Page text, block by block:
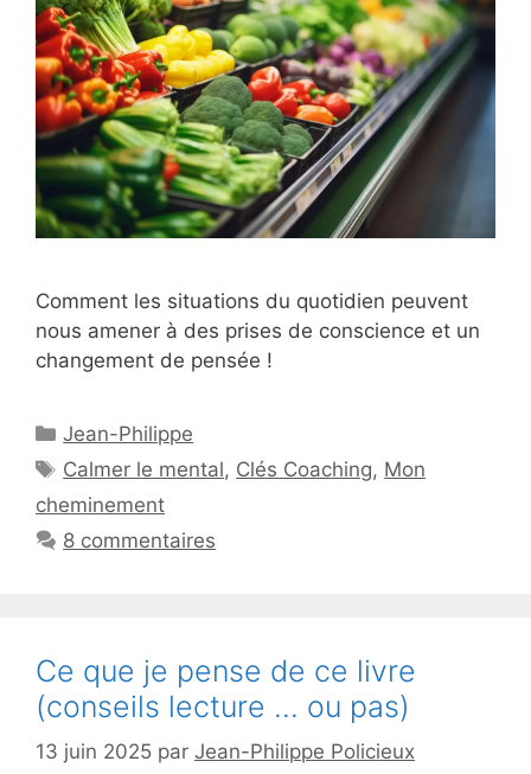
Comment les situations du quotidien peuvent
nous amener à des prises de conscience et un
changement de pensée !
Catégories
Jean-Philippe
Étiquettes
Calmer le mental, Clés Coaching, Mon
cheminement
8 commentaires
Ce que je pense de ce livre
(conseils lecture … ou pas)
13 juin 2025 par Jean-Philippe Policieux